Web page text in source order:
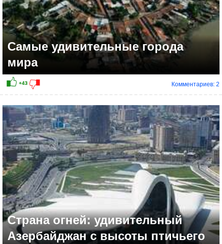
+20
Самые удивительные города
мира
Комментариев: 2
Страна огней: удивительный
Азербайджан с высоты птичьего